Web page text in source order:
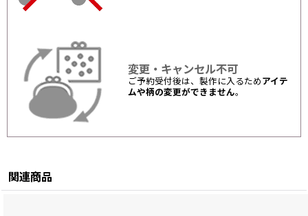
変更・キャンセル不可
ご予約受付後は、製作に入るため アイテ
ムや柄の変更ができません。
関連商品